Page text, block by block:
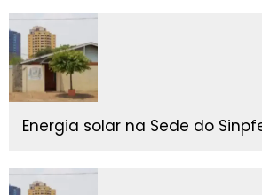
Energia solar na Sede do